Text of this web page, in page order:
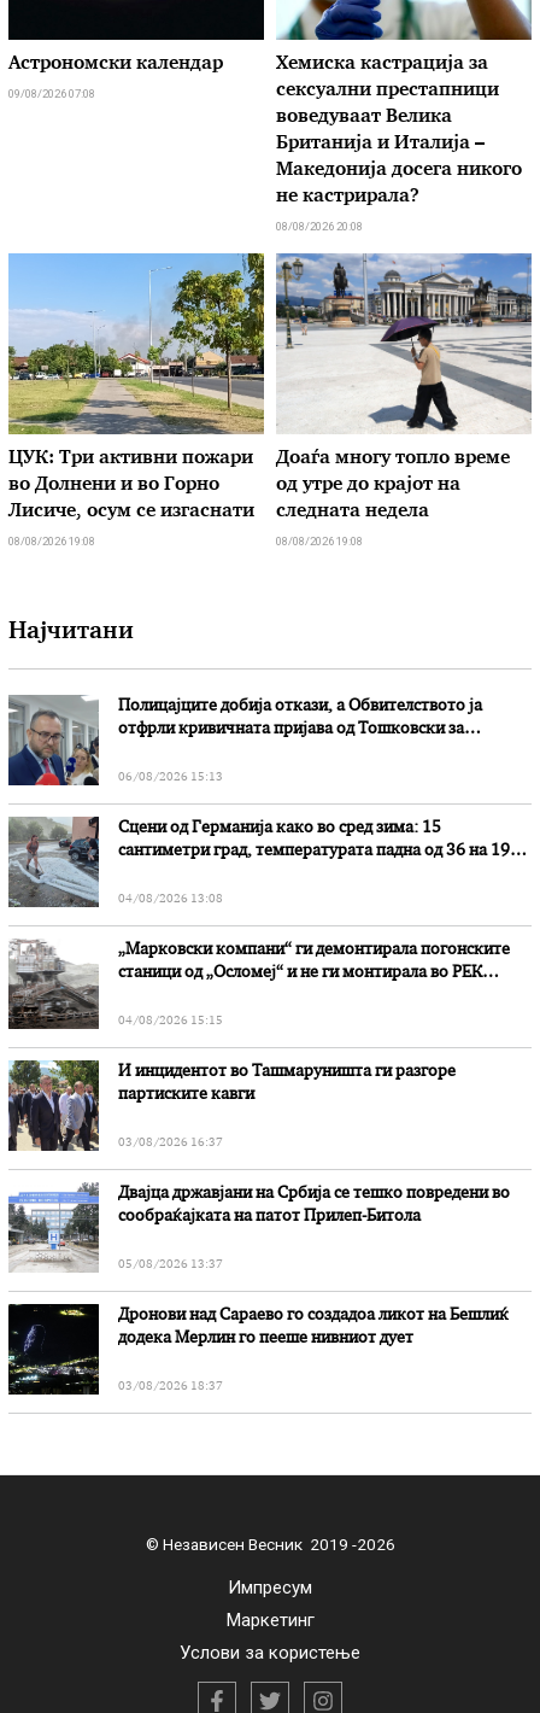
Астрономски календар
09/08/2026 07:08
Хемиска кастрација за
сексуални престапници
воведуваат Велика
Британија и Италија –
Македонија досега никого
не кастрирала?
08/08/2026 20:08
ЦУК: Три активни пожари
во Долнени и во Горно
Лисиче, осум се изгаснати
08/08/2026 19:08
Доаѓа многу топло време
од утре до крајот на
следната недела
08/08/2026 19:08
Најчитани
Полицајците добија откази, а Обвителството ја
отфрли кривичната пријава од Тошковски за
06/08/2026 15:13
Сцени од Германија како во сред зима: 15
сантиметри град, температурата падна од 36 на 19
04/08/2026 13:08
„Марковски компани“ ги демонтирала погонските
станици од „Осломеј“ и не ги монтирала во РЕК
04/08/2026 15:15
И инцидентот во Ташмаруништa ги разгоре
партиските кавги
03/08/2026 16:37
Двајца државјани на Србија се тешко повредени во
сообраќајката на патот Прилеп-Битола
05/08/2026 13:37
Дронови над Сараево го создадоа ликот на Бешлиќ
додека Мерлин го пееше нивниот дует
03/08/2026 18:37
© Независен Весник 2019 -2026
Импресум
Маркетинг
Услови за користење